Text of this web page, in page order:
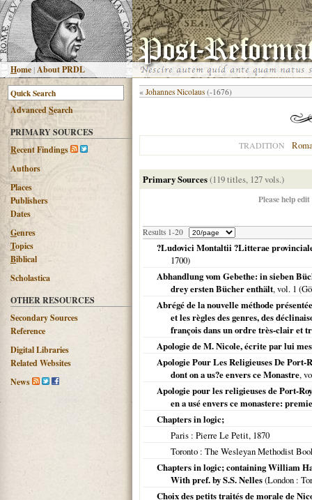
Home |About PRDL
AdvancedSearch
PRIMARY SOURCES
Recent Findings
Authors
Places
Publishers
Dates
Genres
Topics
Biblical
Scholastica
OTHER RESOURCES
Secondary Sources
Reference
Digital Libraries
Related Websites
News
« Johannes Nicolaus (-1676)
TRADITION
Primary Sources(119 titles, 127 vols.)
Please help
Results 1-20
?Ludovici Montaltii ?Litterae
1700)
Abhandlung vom Gebethe: in sieben
drey ersten Bücher enthält, vol. 1
Abrégé de la nouvelle méthode
et les règles des genres, des
françois dans un ordre très-clair et
Apologie de M. Nicole, écrite par lui
Apologie Pour Les Religieuses De Port-
dont on a us?e envers ce Monastre,
Apologie pour les religieuses de Port-
en a usé envers ce monastere:
Chapters in logic;
Paris : Pierre Le Petit, 1870
Toronto : The Wesleyan Methodist
Chapters in logic; containing William
With pref. by S.S. Nelles(London :
Choix des petits traités de morale de